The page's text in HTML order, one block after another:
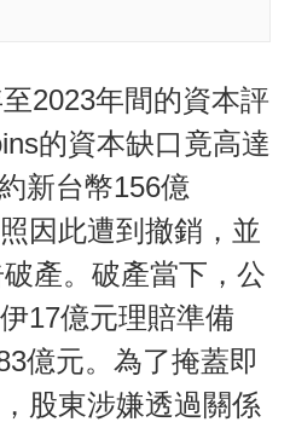
2023年間的資本評
的資本缺口竟高達
新台幣156億
因此遭到撤銷，並
產。破產當下，公
17億元理賠準備
億元。為了掩蓋即
股東涉嫌透過關係